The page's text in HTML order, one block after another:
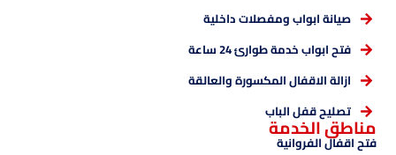
صيانة ابواب ومفصلات داخلية
فتح ابواب خدمة طوارئ 24 ساعة
ازالة الاقفال المكسورة والعالقة
تصليح قفل الباب
مناطق الخدمة
فتح اقفال الفروانية